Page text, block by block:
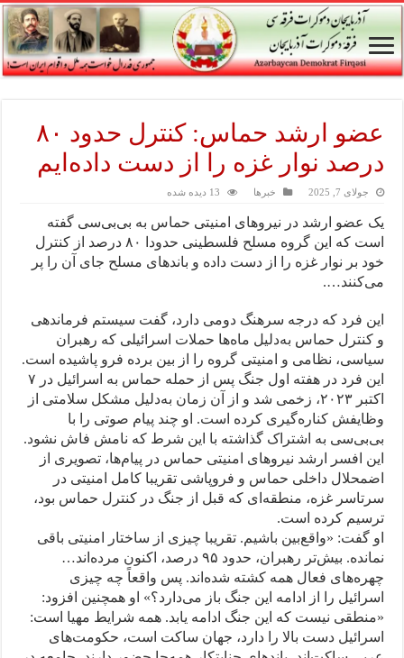
عضو ارشد حماس: کنترل حدود ۸۰
درصد نوار غزه را از دست داده‌ایم
جولای 7, 2025 خبرها 13 دیده شده
یک عضو ارشد در نیروهای امنیتی حماس به بی‌بی‌سی گفته
است که این گروه مسلح فلسطینی حدودا ۸۰ درصد از کنترل
خود بر نوار غزه را از دست داده و باندهای مسلح جای آن را پر
می‌کنند….
این فرد که درجه سرهنگ ‌دومی دارد، گفت سیستم فرماندهی
و کنترل حماس به‌دلیل ماه‌ها حملات اسرائیلی که رهبران
سیاسی، نظامی و امنیتی گروه را از بین برده فرو پاشیده است.
این فرد در هفته اول جنگ پس از حمله حماس به اسرائیل در ۷
اکتبر ۲۰۲۳، زخمی شد و از آن زمان به‌دلیل مشکل سلامتی از
وظایفش کناره‌گیری کرده است. او چند پیام صوتی را با
بی‌بی‌سی به اشتراک گذاشته با این شرط که نامش فاش نشود.
این افسر ارشد نیروهای امنیتی حماس در پیام‌ها، تصویری از
اضمحلال داخلی حماس و فروپاشی تقریبا کامل امنیتی در
سرتاسر غزه، منطقه‌ای که قبل از جنگ در کنترل حماس بود،
ترسیم کرده است.
او گفت: «واقع‌بین باشیم. تقریبا چیزی از ساختار امنیتی باقی
نمانده. بیش‌تر رهبران، حدود ۹۵ درصد، اکنون مرده‌اند…
چهره‌های فعال همه کشته شده‌اند. پس واقعاً چه چیزی
اسرائیل را از ادامه این جنگ باز می‌دارد؟» او همچنین افزود:
«منطقی نیست که این جنگ ادامه یابد. همه شرایط مهیا است:
اسرائیل دست بالا را دارد، جهان ساکت است، حکومت‌های